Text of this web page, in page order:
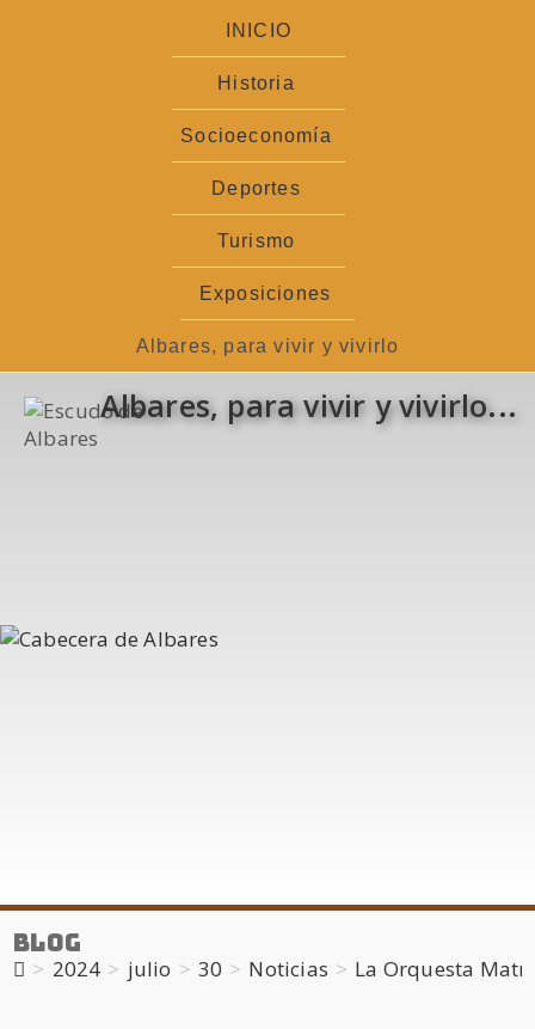
INICIO
Historia
Socioeconomía
Deportes
Turismo
Exposiciones
Albares, para vivir y vivirlo
Albares, para vivir y vivirlo...
Blog
> 2024 > julio > 30 > Noticias > La Orquesta